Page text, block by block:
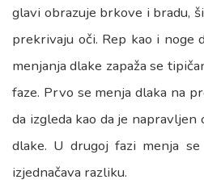
glavi obrazuje brkove i bradu,
prekrivaju oči. Rep kao i noge
menjanja dlake zapaža se
faze. Prvo se menja dlaka na
da izgleda kao da je napravljen
dlake. U drugoj fazi menja
izjednačava razliku.